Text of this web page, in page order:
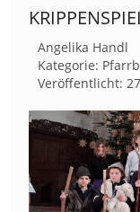
Angelika Handl
Kategorie:
Veröffentlicht: